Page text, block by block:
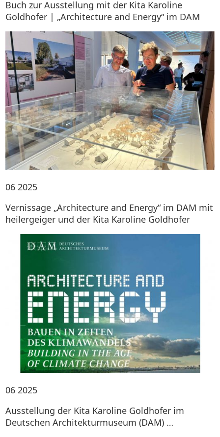
Buch zur Ausstellung mit der Kita Karoline
Goldhofer | „Architecture and Energy“ im DAM
06 2025
Vernissage „Architecture and Energy“ im DAM mit
heilergeiger und der Kita Karoline Goldhofer
06 2025
Ausstellung der Kita Karoline Goldhofer im
Deutschen Architekturmuseum (DAM) …